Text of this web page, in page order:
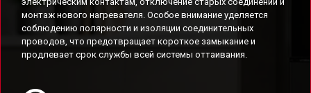
монтаж нового нагревателя. Особое внимание уделяется
соблюдению полярности и изоляции соединительных
проводов, что предотвращает короткое замыкание и
продлевает срок службы всей системы оттаивания.